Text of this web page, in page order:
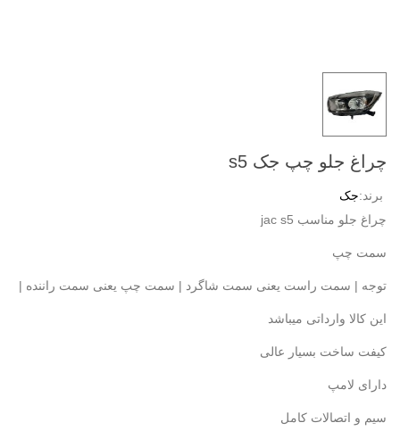
چراغ جلو چپ جک s5
برند:جک
چراغ جلو مناسب jac s5
سمت چپ
توجه | سمت راست یعنی سمت شاگرد | سمت چپ یعنی سمت راننده |
این کالا وارداتی میباشد
کیفت ساخت بسیار عالی
دارای لامپ
سیم و اتصالات کامل